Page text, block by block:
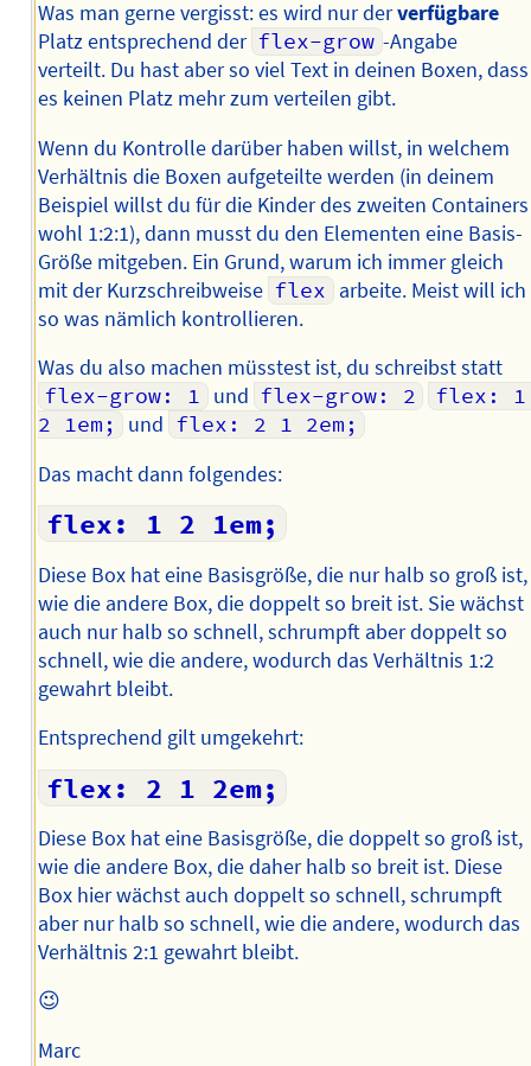
Was man gerne vergisst: es wird nur derverfügbare
Platz entsprechend der flex-grow -Angabe
verteilt. Du hast aber so viel Text in deinen Boxen, dass
es keinen Platz mehr zum verteilen gibt.
Wenn du Kontrolle darüber haben willst, in welchem
Verhältnis die Boxen aufgeteilte werden (in deinem
Beispiel willst du für die Kinder des zweiten Containers
wohl 1:2:1), dann musst du den Elementen eine Basis-
Größe mitgeben. Ein Grund, warum ich immer gleich
mit der Kurzschreibweise flex arbeite. Meist will ich
so was nämlich kontrollieren.
Was du also machen müsstest ist, du schreibst statt
flex-grow: 1 und flex-grow: 2
flex: 1
2 1em;
und flex: 2 1 2em;
Das macht dann folgendes:
flex: 1 2 1em;
Diese Box hat eine Basisgröße, die nur halb so groß ist,
wie die andere Box, die doppelt so breit ist. Sie wächst
auch nur halb so schnell, schrumpft aber doppelt so
schnell, wie die andere, wodurch das Verhältnis 1:2
gewahrt bleibt.
Entsprechend gilt umgekehrt:
flex: 2 1 2em;
Diese Box hat eine Basisgröße, die doppelt so groß ist,
wie die andere Box, die daher halb so breit ist. Diese
Box hier wächst auch doppelt so schnell, schrumpft
aber nur halb so schnell, wie die andere, wodurch das
Verhältnis 2:1 gewahrt bleibt.
😉
Marc